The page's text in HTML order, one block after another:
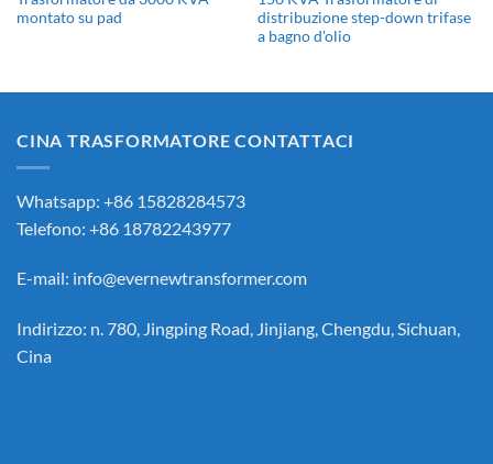
montato su pad
distribuzione step-down trifase
a bagno d'olio
CINA TRASFORMATORE CONTATTACI
Whatsapp: +86 15828284573
Telefono: +86 18782243977
E-mail: info@evernewtransformer.com
Indirizzo: n. 780, Jingping Road, Jinjiang, Chengdu, Sichuan,
Cina